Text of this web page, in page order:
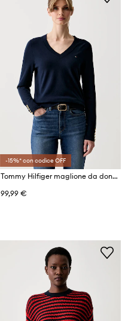
-15%* con codice OFF
Tommy Hilfiger maglione da donna con cotone
99,99 €